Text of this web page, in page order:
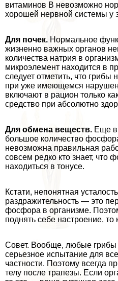
витаминов В невозможно
хорошей нервной системы у
Для почек. Нормальное
жизненно важных органов
количества натрия в
микроэлемент находится в
следует отметить, что грибы
при уже имеющемся
включают в рацион только
средство при абсолютно
Для обмена веществ. Еще
большое количество
невозможна правильная
совсем редко кто знает, что
находиться в тонусе.
Кстати, непонятная
раздражительность — это
фосфора в организме.
поднять себе настроение,
Совет. Вообще, любые грибы
серьезное испытание для
частности. Поэтому всегда
телу после трапезы. Если